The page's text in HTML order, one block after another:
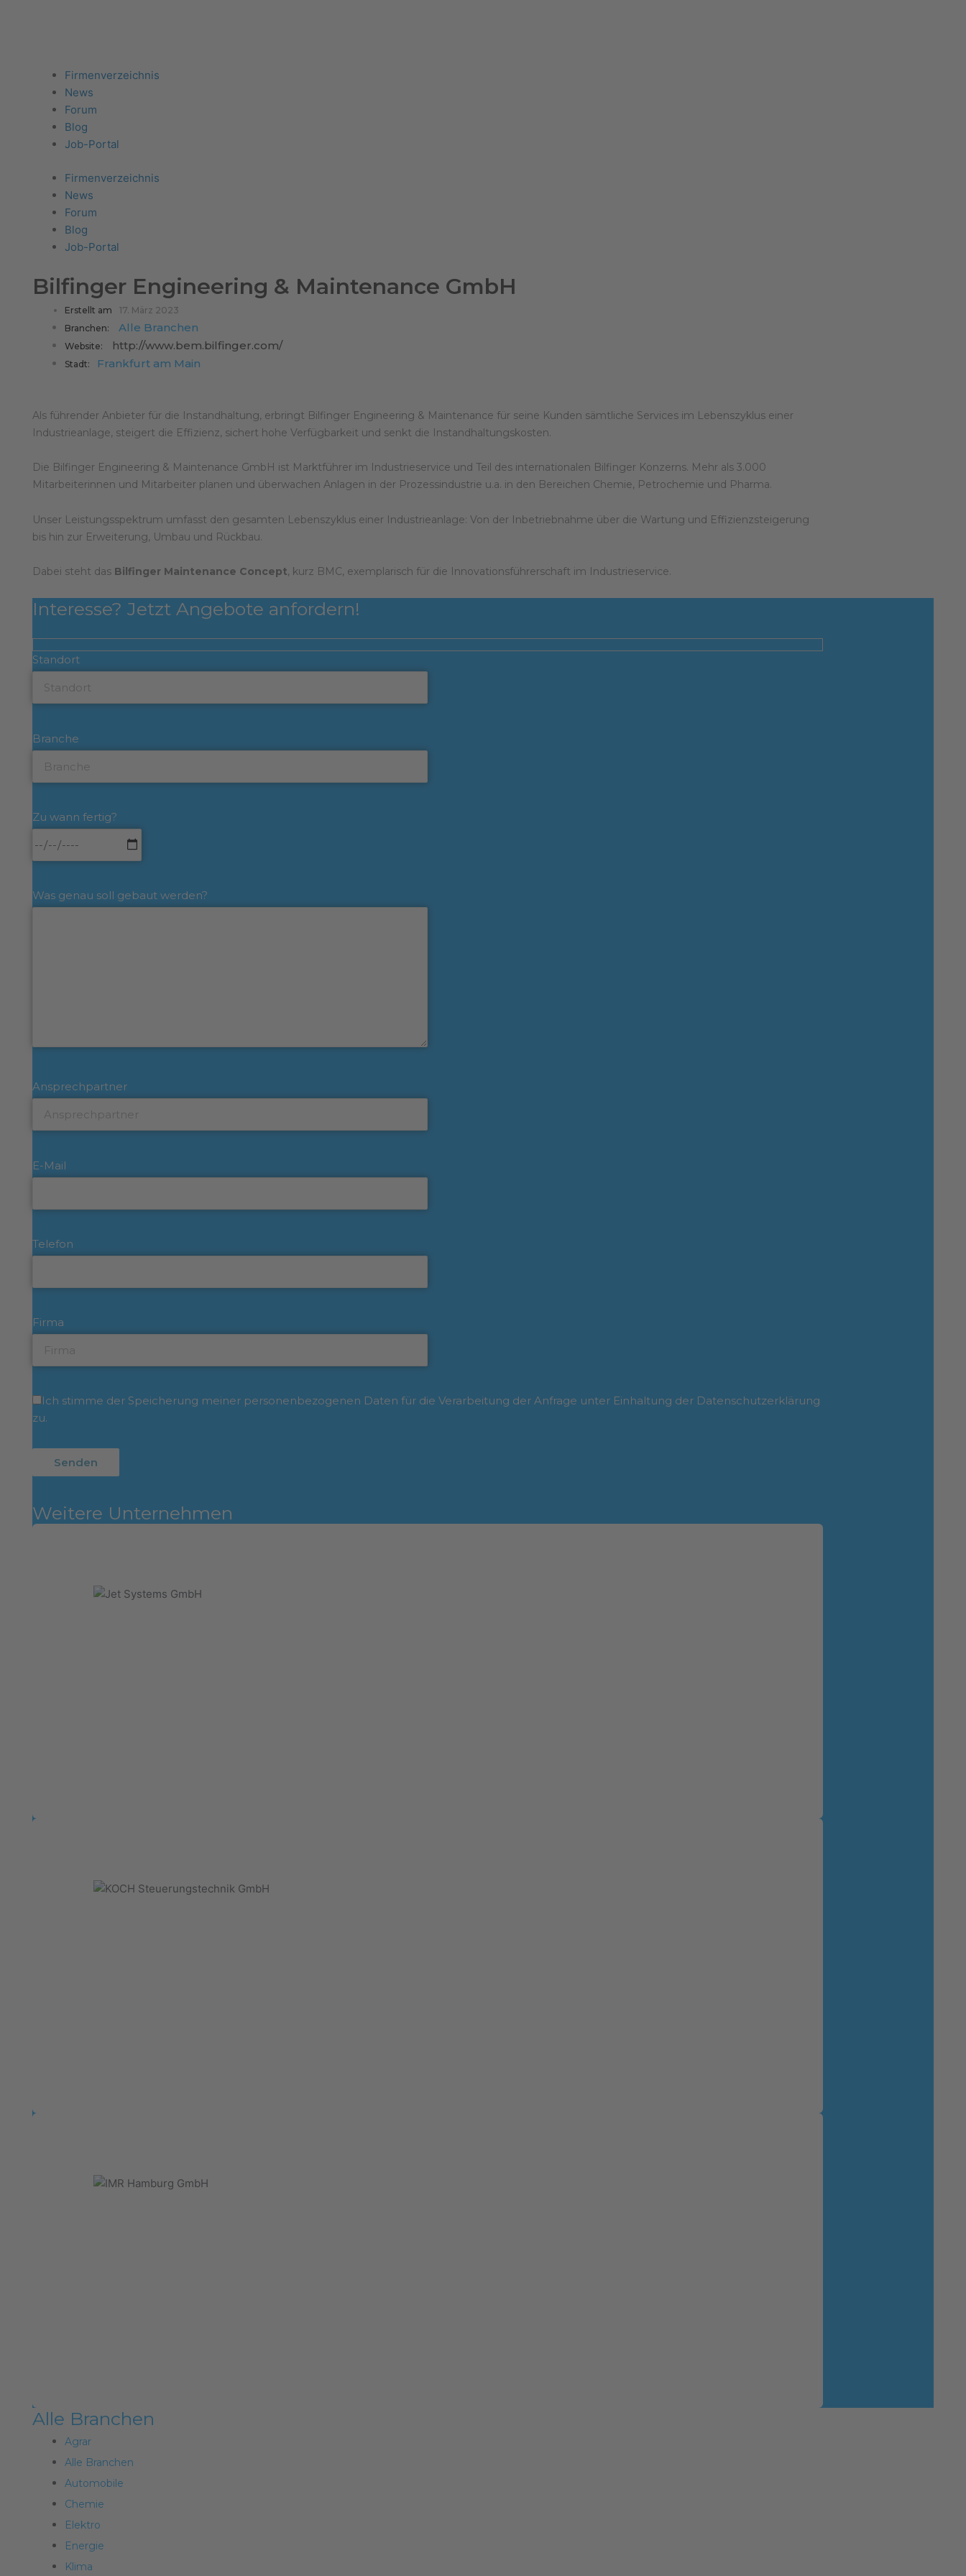
Menu
Firmenverzeichnis
News
Forum
Blog
Job-Portal
Firmenverzeichnis
News
Forum
Blog
Job-Portal
Bilfinger Engineering & Maintenance GmbH
Erstellt am
17. März 2023
Branchen:
Alle Branchen
Website: http://www.bem.bilfinger.com/
Stadt: Frankfurt am Main
Als führender Anbieter für die Instandhaltung, erbringt Bilfinger Engineering & Maintenance für seine Kunden sämtliche Services im Lebenszyklus einer
Industrieanlage, steigert die Effizienz, sichert hohe Verfügbarkeit und senkt die Instandhaltungskosten.
Die Bilfinger Engineering & Maintenance GmbH ist Marktführer im Industrieservice und Teil des internationalen Bilfinger Konzerns. Mehr als 3.000
Mitarbeiterinnen und Mitarbeiter planen und überwachen Anlagen in der Prozessindustrie u.a. in den Bereichen Chemie, Petrochemie und Pharma.
Unser Leistungsspektrum umfasst den gesamten Lebenszyklus einer Industrieanlage: Von der Inbetriebnahme über die Wartung und Effizienzsteigerung
bis hin zur Erweiterung, Umbau und Rückbau.
Dabei steht das Bilfinger Maintenance Concept, kurz BMC, exemplarisch für die Innovationsführerschaft im Industrieservice.
Interesse? Jetzt Angebote anfordern!
Standort
Branche
Zu wann fertig?
Was genau soll gebaut werden?
Ansprechpartner
E-Mail
Telefon
Firma
Ich stimme der Speicherung meiner personenbezogenen Daten für die Verarbeitung der Anfrage unter Einhaltung der Datenschutzerklärung
zu.
Weitere Unternehmen
Alle Branchen
Agrar
Alle Branchen
Automobile
Chemie
Elektro
Energie
Klima